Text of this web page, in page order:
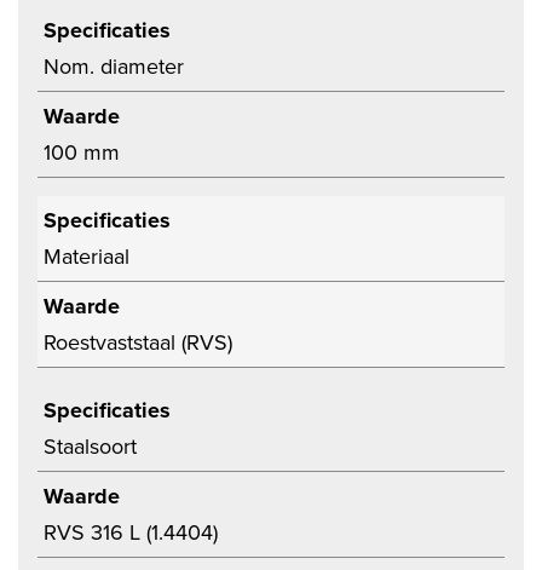
Specificaties
Nom. diameter
Waarde
100 mm
Specificaties
Materiaal
Waarde
Roestvaststaal (RVS)
Specificaties
Staalsoort
Waarde
RVS 316 L (1.4404)